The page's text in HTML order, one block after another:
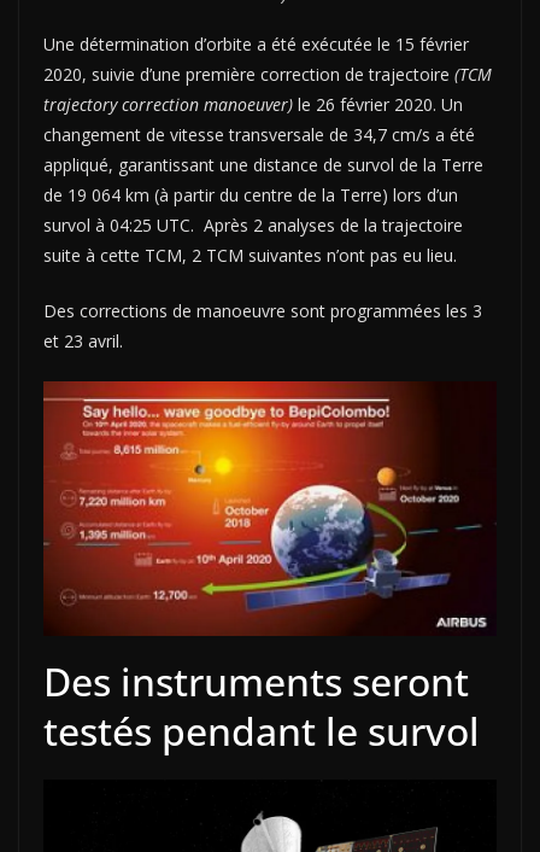
Une détermination d’orbite a été exécutée le 15 février
2020, suivie d’une première correction de trajectoire (TCM
trajectory correction manoeuver) le 26 février 2020. Un
changement de vitesse transversale de 34,7 cm/s a ​​été
appliqué, garantissant une distance de survol de la Terre
de 19 064 km (à partir du centre de la Terre) lors d’un
survol à 04:25 UTC. Après 2 analyses de la trajectoire
suite à cette TCM, 2 TCM suivantes n’ont pas eu lieu.
Des corrections de manoeuvre sont programmées les 3
et 23 avril.
Des instruments seront
testés pendant le survol